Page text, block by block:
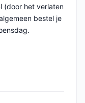
(door het verlaten
bestel je